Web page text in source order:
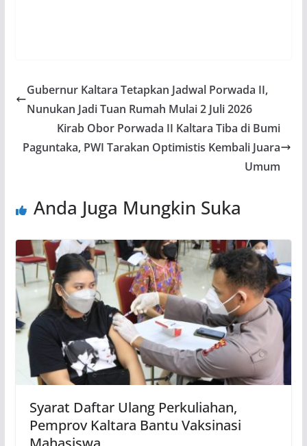
Gubernur Kaltara Tetapkan Jadwal Porwada II,
Nunukan Jadi Tuan Rumah Mulai 2 Juli 2026
Kirab Obor Porwada II Kaltara Tiba di Bumi
Paguntaka, PWI Tarakan Optimistis Kembali Juara
Umum
Anda Juga Mungkin Suka
Syarat Daftar Ulang Perkuliahan,
Pemprov Kaltara Bantu Vaksinasi